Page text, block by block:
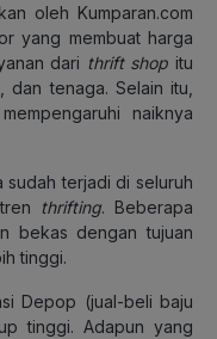
oleh Kumparan.com
yang membuat harga
dari thrift shop itu
dan tenaga. Selain itu,
naiknya
sudah terjadi di seluruh
thrifting. Beberapa
bekas dengan tujuan
tinggi.
Depop (jual-beli baju
tinggi. Adapun yang